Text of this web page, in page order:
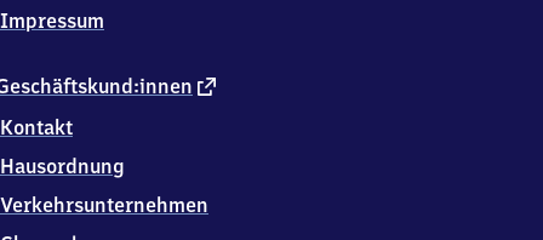
externer
Kontakt
Hausordnung
Verkehrsunternehmen
Impressum